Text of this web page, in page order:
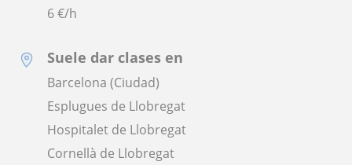
6€/h
Suele dar clases en
Barcelona (Ciudad)
Esplugues de Llobregat
Hospitalet de Llobregat
Cornellà de Llobregat